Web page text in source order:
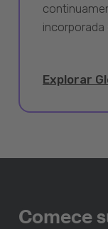
incorporada
Explorar
Comece